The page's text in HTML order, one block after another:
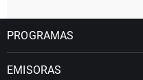
PROGRAMAS
EMISORAS